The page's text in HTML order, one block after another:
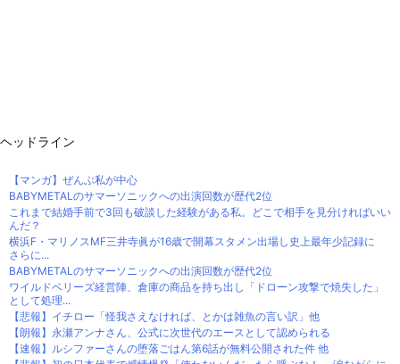
ヘッドライン
【マンガ】ぜんぶ私が中心
BABYMETALのサマーソニックへの出演回数が歴代2位
これまで結婚手前で3回も破談した経験がある私。どこで相手を見分ければいい
んだ？
横浜F・マリノスMF三井寺眞が16歳で開幕スタメン出場し史上最年少記録に
さらに...
BABYMETALのサマーソニックへの出演回数が歴代2位
ワイルドベリーズ経営陣、倉庫の商品を持ち出し「ドローン攻撃で焼失した」
として処理...
【悲報】イチロー「怪我さえなければ、とかは雑魚の言い訳」他
【朗報】永瀬アンナさん、公式に次世代のエースとして認められる
【速報】ルシファーさんの堕落ごはん第6話が無料公開された件 他